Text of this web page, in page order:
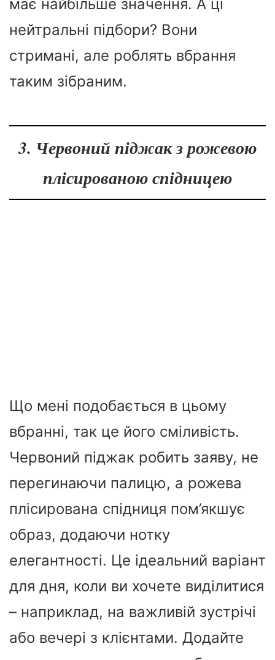
має найбільше значення. А ці
нейтральні підбори? Вони
стримані, але роблять вбрання
таким зібраним.
3. Червоний піджак з рожевою
плісированою спідницею
Що мені подобається в цьому
вбранні, так це його сміливість.
Червоний піджак робить заяву, не
перегинаючи палицю, а рожева
плісирована спідниця пом’якшує
образ, додаючи нотку
елегантності. Це ідеальний варіант
для дня, коли ви хочете виділитися
– наприклад, на важливій зустрічі
або вечері з клієнтами. Додайте